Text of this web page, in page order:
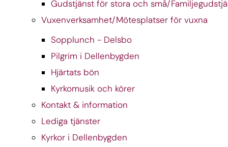
Gudstjänst för stora och små/
Vuxenverksamhet/Mötesplatser för vuxna
Sopplunch - Delsbo
Pilgrim i Dellenbygden
Hjärtats bön
Kyrkomusik och körer
Kontakt & information
Lediga tjänster
Kyrkor i Dellenbygden